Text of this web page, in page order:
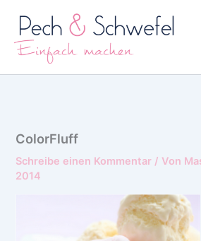
Inhalt
springen
ColorFluff
Schreibe einen Kommentar / Von
2014